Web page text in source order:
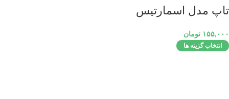
تاپ مدل اسمارتیس
۱۵۵,۰۰۰ تومان
انتخاب گزینه ها